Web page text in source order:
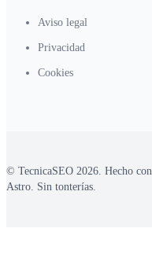
Aviso legal
Privacidad
Cookies
© TecnicaSEO 2026. Hecho con
Astro. Sin tonterías.